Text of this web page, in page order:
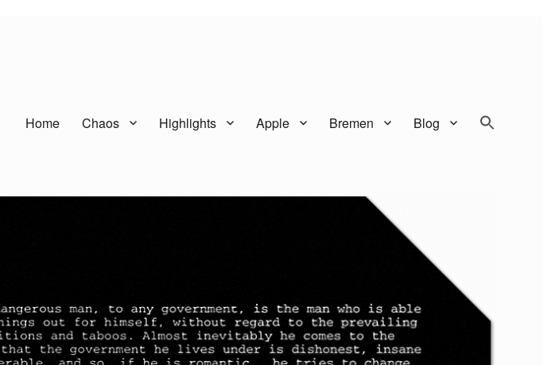
Home Chaos Highlights Apple Bremen Blog